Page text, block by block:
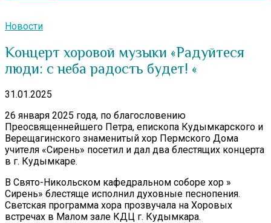
Новости
Концерт хоровой музыки «Радуйтеся
люди: с неба радость будет! «
31.01.2025
26 января 2025 года, по благословению
Преосвященнейшего Петра, епископа Кудымкарского и
Верещагинского знаменитый хор Пермского Дома
учителя «Сирень» посетил и дал два блестящих концерта
в г. Кудымкаре.
В Свято-Никольском кафедральном соборе хор »
Сирень» блестяще исполнил духовные песнопения.
Светская программа хора прозвучала на Хоровых
встречах в Малом зале КДЦ г. Кудымкара.